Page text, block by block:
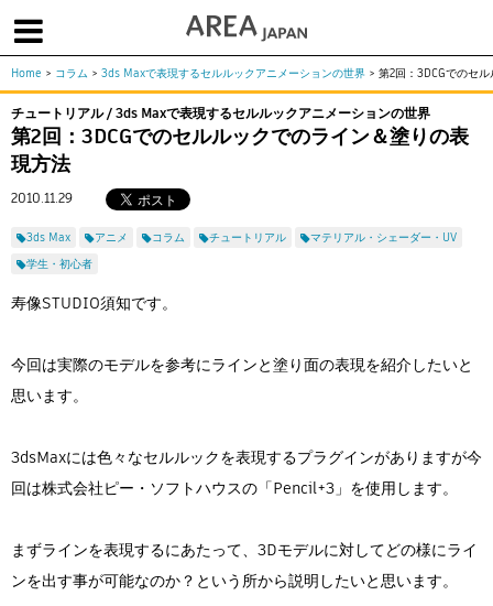
体験版で始める 学生向け無償版 ソフトを購入
About us | フォーラム | お問合せ | メールマガジン
コラム
ムービー
Movies
イベント プロダクト
注目のキーワード
インディー版
3DCGとは
Flow Production Tracking（旧ShotGrid）
Flow Studio
Home > コラム > 3ds Maxで表現するセルルックアニメーションの世界 > 第2回：3DCGでのセ
チュートリアル / 3ds Maxで表現するセルルックアニメーションの世界
第2回：3DCGでのセルルックでのライン＆塗りの表
現方法
2010.11.29
3ds Max アニメ コラム チュートリアル
マテリアル・シェーダー・UV
学生・初心者
寿像STUDIO須知です。
今回は実際のモデルを参考にラインと塗り面の表現を紹介したいと
思います。
3dsMaxには色々なセルルックを表現するプラグインがありますが今
回は株式会社ピー・ソフトハウスの「Pencil+3」を使用します。
まずラインを表現するにあたって、3Dモデルに対してどの様にライ
ンを出す事が可能なのか？という所から説明したいと思います。